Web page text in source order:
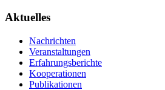
Aktuelles
Nachrichten
Veranstaltungen
Erfahrungsberichte
Kooperationen
Publikationen